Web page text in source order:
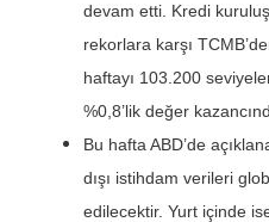
devam etti. Kredi
rekorlara karşı
haftayı 103.200
%0,8’lik değer
Bu hafta ABD’de
dışı istihdam verileri
edilecektir. Yurt içinde